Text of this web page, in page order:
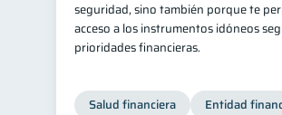
seguridad, sino también porque te
acceso a los instrumentos idóneos
prioridades financieras.
Salud financiera Entidad